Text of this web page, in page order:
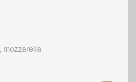
mozzarella